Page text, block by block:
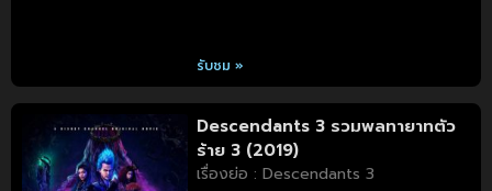
รับชม »
Descendants 3 รวมพลทายาทตัว
ร้าย 3 (2019)
เรื่องย่อ : Descendants 3